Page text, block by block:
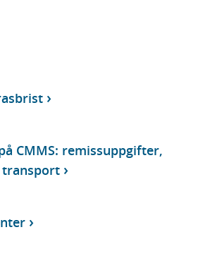
CMMS: remissuppgifter,